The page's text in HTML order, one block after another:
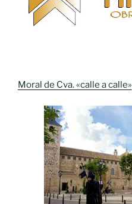
Moral de Cva. «calle a calle»